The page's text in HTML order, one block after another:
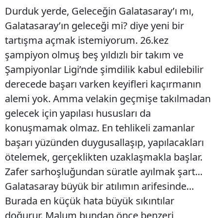
Durduk yerde, Geleceğin Galatasaray’ı mı,
Galatasaray’ın geleceği mi? diye yeni bir
tartışma açmak istemiyorum. 26.kez
şampiyon olmuş beş yıldızlı bir takım ve
Şampiyonlar Ligi’nde şimdilik kabul edilebilir
derecede başarı varken keyifleri kaçırmanın
alemi yok. Amma velakin geçmişe takılmadan
gelecek için yapılası hususları da
konuşmamak olmaz. En tehlikeli zamanlar
başarı yüzünden duygusallaşıp, yapılacakları
ötelemek, gerçeklikten uzaklaşmakla başlar.
Zafer sarhoşluğundan süratle ayılmak şart...
Galatasaray büyük bir atılımın arifesinde…
Burada en küçük hata büyük sıkıntılar
doğurur. Malum bundan önce benzeri